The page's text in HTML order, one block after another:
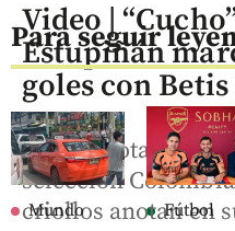
Para seguir
Mundo Fútbol
Video |
Estupiñán
goles con Betis
Ante la notable
selección
criollos anotan en